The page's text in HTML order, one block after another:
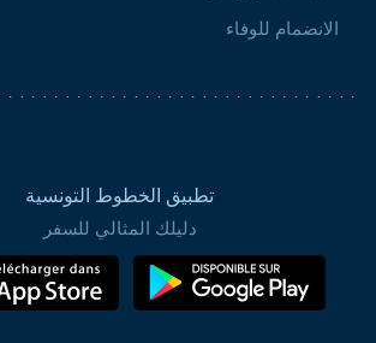
الانضمام للوفاء
تطبيق الخطوط التونسية
دليلك المثالي للسفر